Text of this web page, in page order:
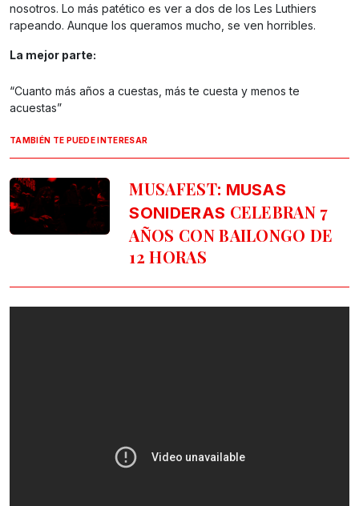
nosotros. Lo más patético es ver a dos de los Les Luthiers
rapeando. Aunque los queramos mucho, se ven horribles.
La mejor parte:
“Cuanto más años a cuestas, más te cuesta y menos te
acuestas”
TAMBIÉN TE PUEDE INTERESAR
MUSAFEST: MUSAS
SONIDERAS CELEBRAN 7
AÑOS CON BAILONGO DE
12 HORAS